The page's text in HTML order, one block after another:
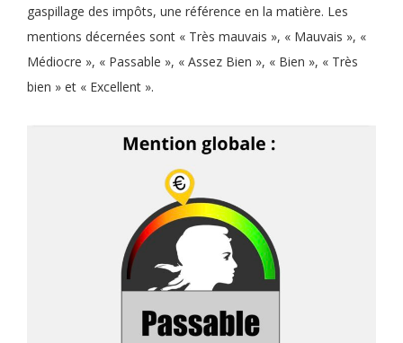
gaspillage des impôts, une référence en la matière. Les
mentions décernées sont « Très mauvais », « Mauvais », «
Médiocre », « Passable », « Assez Bien », « Bien », « Très
bien » et « Excellent ».